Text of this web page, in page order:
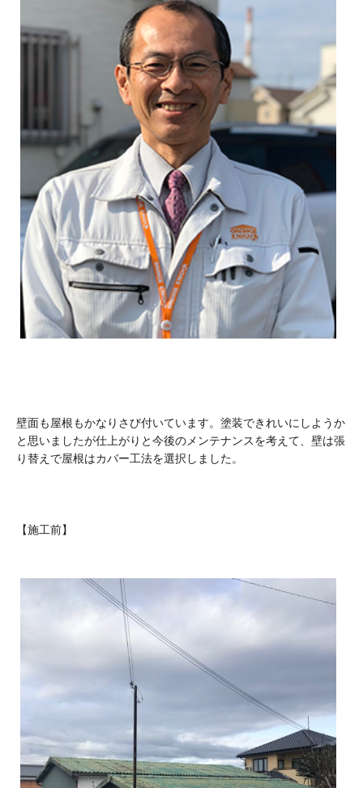
壁面も屋根もかなりさび付いています。塗装できれいにしようか
と思いましたが仕上がりと今後のメンテナンスを考えて、壁は張
り替えで屋根はカバー工法を選択しました。
【施工前】